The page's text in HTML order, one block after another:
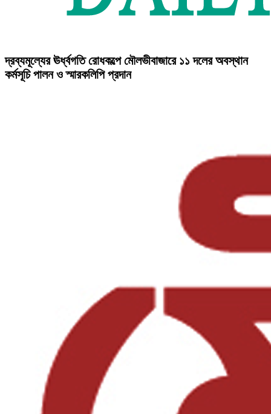
দ্রব্যমূল্যের ঊর্ধ্বগতি রোধকল্পে মৌলভীবাজারে ১১ দলের অবস্থান
কর্মসূচি পালন ও স্মারকলিপি প্রদান